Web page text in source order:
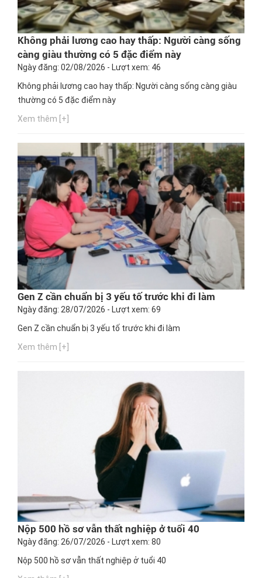
Không phải lương cao hay thấp: Người càng sống
càng giàu thường có 5 đặc điểm này
Ngày đăng: 02/08/2026 - Lượt xem: 46
Không phải lương cao hay thấp: Người càng sống càng giàu
thường có 5 đặc điểm này
Xem thêm [+]
Gen Z cần chuẩn bị 3 yếu tố trước khi đi làm
Ngày đăng: 28/07/2026 - Lượt xem: 69
Gen Z cần chuẩn bị 3 yếu tố trước khi đi làm
Xem thêm [+]
Nộp 500 hồ sơ vẫn thất nghiệp ở tuổi 40
Ngày đăng: 26/07/2026 - Lượt xem: 80
Nộp 500 hồ sơ vẫn thất nghiệp ở tuổi 40